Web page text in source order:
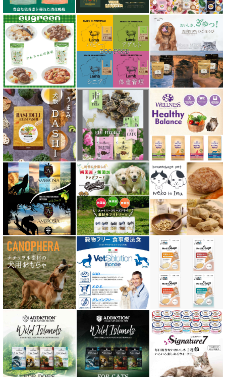
獣医さん推奨シリーズ
シルクフル SILKFULL
ジーランディア Zealandia
スマイリー Smiley
ソウルメイト SoulMate
ソリッドゴールド Solid Gold
ディアブロ（Deer Blow）
テラカニス TerraCanis
テラフェリス TerraFelis
テラカニス ハーバルヒーローズ
トライバル TRIBAL
ナチュラルコード NATURAL CODE
ナチュラルハーベスト Natural Harvest
Nanki Japan ナンキジャパン
ニュートライプ NUTRIPE
ｐＨ バランス キャット ウォーター
ネイチャーベット NaturVet